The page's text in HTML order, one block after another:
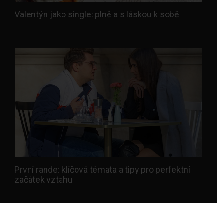
Valentýn jako single: plně a s láskou k sobě
První rande: klíčová témata a tipy pro perfektní
začátek vztahu